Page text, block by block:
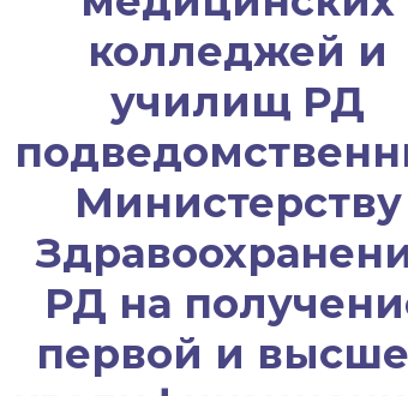
колледжей и
училищ РД
Министерству
РД на получение
первой и